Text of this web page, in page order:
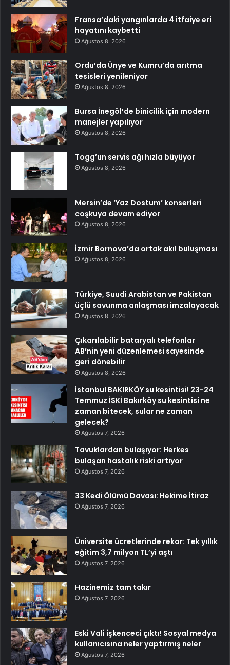
Fransa’daki yangınlarda 4 itfaiye eri
hayatını kaybetti
Ağustos 8, 2026
Ordu’da Ünye ve Kumru’da arıtma
tesisleri yenileniyor
Ağustos 8, 2026
Bursa İnegöl’de binicilik için modern
manejler yapılıyor
Ağustos 8, 2026
Togg’un servis ağı hızla büyüyor
Ağustos 8, 2026
Mersin’de ‘Yaz Dostum’ konserleri
coşkuya devam ediyor
Ağustos 8, 2026
İzmir Bornova’da ortak akıl buluşması
Ağustos 8, 2026
Türkiye, Suudi Arabistan ve Pakistan
üçlü savunma anlaşması imzalayacak
Ağustos 8, 2026
Çıkarılabilir bataryalı telefonlar
AB’nin yeni düzenlemesi sayesinde
geri dönebilir
Ağustos 8, 2026
İstanbul BAKIRKÖY su kesintisi! 23-24
Temmuz İSKİ Bakırköy su kesintisi ne
zaman bitecek, sular ne zaman
gelecek?
Ağustos 7, 2026
Tavuklardan bulaşıyor: Herkes
bulaşan hastalık riski artıyor
Ağustos 7, 2026
33 Kedi Ölümü Davası: Hekime İtiraz
Ağustos 7, 2026
Üniversite ücretlerinde rekor: Tek yıllık
eğitim 3,7 milyon TL’yi aştı
Ağustos 7, 2026
Hazinemiz tam takır
Ağustos 7, 2026
Eski Vali işkenceci çıktı! Sosyal medya
kullanıcısına neler yaptırmış neler
Ağustos 7, 2026